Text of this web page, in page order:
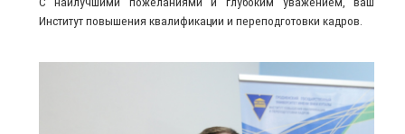
Институт повышения квалификации и переподготовки кадров.